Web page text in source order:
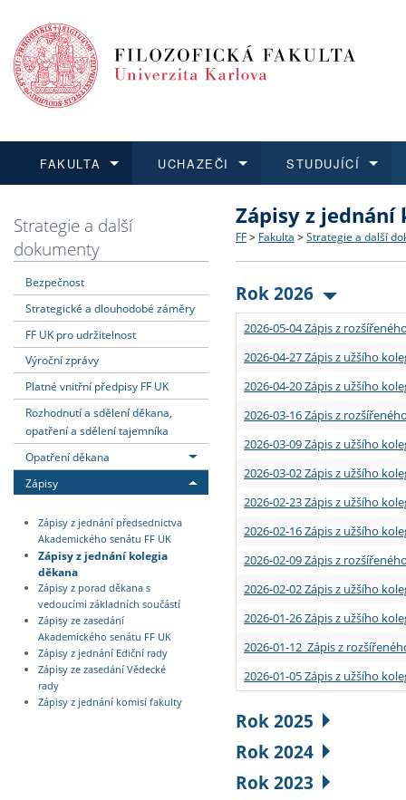
FAKULTA
Dozvědět se více
Struktura a historie
Strategie a další
Podpora a benefity pro
Absolventi fakulty
UCHAZEČI
Podat přihlášku
Co studovat a jak se
Učitelské studijní
Informace k průběhu
STUDUJÍCÍ
Dozvědět se více
Bakalářské a magisterské
Doktorské studium
Rigorózní řízení
Dozvědět se více
O vědě a výzkumu na FF
Akademické kvalifikace
Granty a projekty
Dozvědět se více
Aktuální nabídky a
Vyjíždějící studenti
Přijíždějící studenti
Vyjíždějící zaměstnanci
Strategie a další
dokumenty
Bezpečnost
Strategické a dlouhodobé záměry
FF UK pro udržitelnost
Výroční zprávy
Platné vnitřní předpisy FF UK
Rozhodnutí a sdělení děkana,
opatření a sdělení tajemníka
Opatření děkana
Zápisy
Zápisy z jednání předsednictva
Akademického senátu FF UK
Zápisy z jednání kolegia
děkana
Zápisy z porad děkana s
vedoucími základních součástí
Zápisy ze zasedání
Akademického senátu FF UK
Zápisy z jednání Ediční rady
Zápisy ze zasedání Vědecké
rady
Zápisy z jednání komisí fakulty
Zápisy z jednání
FF > Fakulta > Strategie a další
Rok 2026
2026-05-04 Zápis z
2026-04-27 Zápis z užšího
2026-04-20 Zápis z užšího
2026-03-16 Zápis z
2026-03-09 Zápis z užšího
2026-03-02 Zápis z užšího
2026-02-23 Zápis z užšího
2026-02-16 Zápis z užšího
2026-02-09 Zápis z
2026-02-02 Zápis z užšího
2026-01-26 Zápis z užšího
2026-01-12 Zápis z
2026-01-05 Zápis z užšího
Rok 2025
Rok 2024
Rok 2023